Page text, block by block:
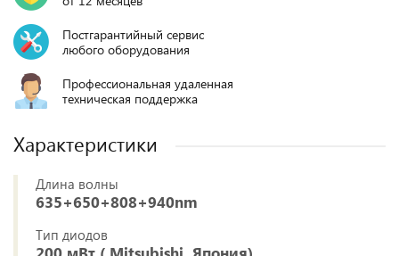
Постгарантийный сервис
любого оборудования
Профессиональная удаленная
техническая поддержка
Характеристики
Длина волны
635+650+808+940nm
Тип диодов